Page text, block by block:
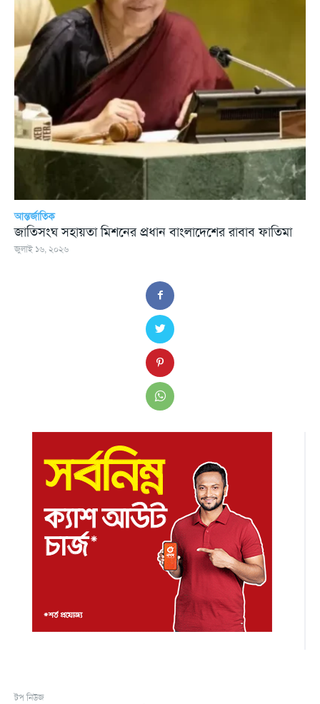
টপ নিউজ
আন্তর্জাতিক
জাতিসংঘ সহায়তা মিশনের প্রধান বাংলাদেশের রাবাব ফাতিমা
জুলাই ১৬, ২০২৬